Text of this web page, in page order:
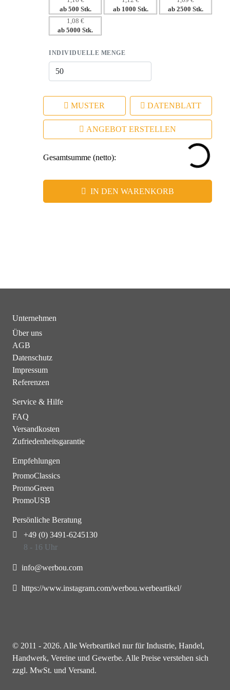
Markenpräsentation
– Nachhaltigkeit als Teil Ihrer Unternehmenswerte
ab 500 Stk. ab 1000 Stk. ab 2500 Stk.
1,08 €
ab 5000 Stk.
INDIVIDUELLE MENGE
MUSTER DATENBLATT
ANGEBOT ERSTELLEN
Gesamtsumme (netto):
IN DEN WARENKORB
Unternehmen
Über uns
AGB
Datenschutz
Impressum
Referenzen
Service & Hilfe
FAQ
Versandkosten
Zufriedenheitsgarantie
Empfehlungen
PromoClassics
PromoGreen
PromoUSB
Persönliche Beratung
+49 (0) 3491-6245130
8 - 16 Uhr
info@werbou.com
https://www.instagram.com/werbou.werbeartikel/
© 2011 - 2026. Alle Werbeartikel nur für Industrie, Handel,
Handwerk, Vereine und Gewerbe. Alle Preise verstehen sich
zzgl. MwSt. und Versand.